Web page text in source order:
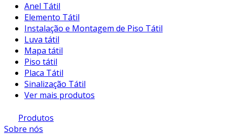
Anel Tátil
Elemento Tátil
Instalação e Montagem de Piso Tátil
Luva tátil
Mapa tátil
Piso tátil
Placa Tátil
Sinalização Tátil
Ver mais produtos
Produtos
Sobre nós